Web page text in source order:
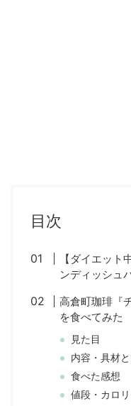
目次
【ダイエッ
ンディッシュ
高倉町珈琲『
を食べてみた
見た目
内容・具材
食べた感想
値段・カロ